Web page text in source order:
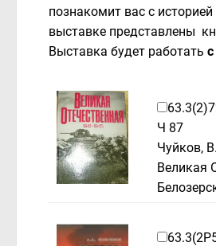
познакомит вас с
выставке представлены
Выставка будет работать
Ч 87
Чуйков,
Великая